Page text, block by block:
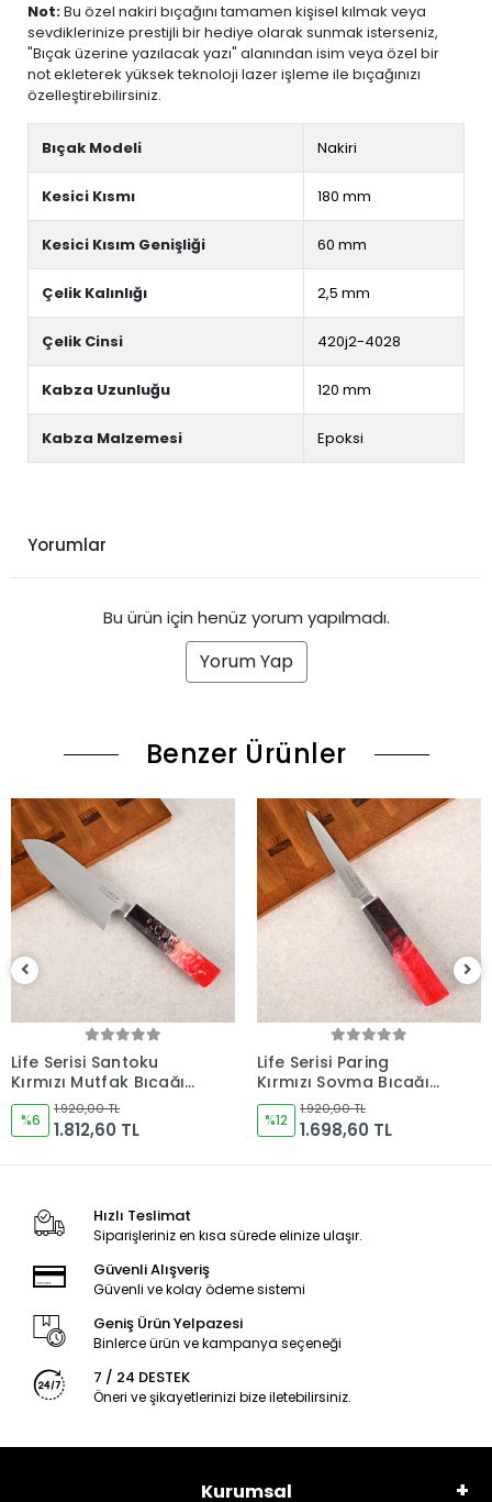
Not:Bu özel nakiri bıçağını tamamen kişisel kılmak veya
sevdiklerinize prestijli bir hediye olarak sunmak isterseniz,
"Bıçak üzerine yazılacak yazı" alanından isim veya özel bir
not ekleterek yüksek teknoloji lazer işleme ile bıçağınızı
özelleştirebilirsiniz.
Bıçak Modeli Nakiri
Kesici Kısmı 180 mm
Kesici Kısım Genişliği 60 mm
Çelik Kalınlığı 2,5 mm
Çelik Cinsi 420j2-4028
Kabza Uzunluğu 120 mm
Kabza Malzemesi Epoksi
Yorumlar
Bu ürün için henüz yorum yapılmadı.
Yorum Yap
Benzer Ürünler
Life Serisi Paring
Kırmızı Soyma Bıçağı
120mm Namlu -
Kocakaya Bıçakları
%12
1.920,00 TL
1.698,60 TL
Life Serisi Outdoor2
Kırmızı Kamp Bıçağı
165mm Namlu -
Kocakaya Bıçakları
%6
1.920,00 TL
1.812,60 TL
Hızlı Teslimat
Siparişleriniz en kısa sürede elinize ulaşır.
Güvenli Alışveriş
Güvenli ve kolay ödeme sistemi
Geniş Ürün Yelpazesi
Binlerce ürün ve kampanya seçeneği
7 / 24 DESTEK
Öneri ve şikayetlerinizi bize iletebilirsiniz.
Kurumsal